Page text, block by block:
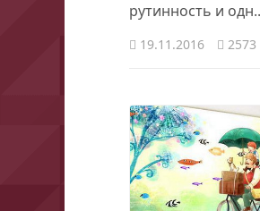
рутинность и
19.11.2016 2573